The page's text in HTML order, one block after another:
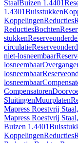
StaalBuizen 1.4401
1.4301Buisstukken
KoppelingenReducties
ReductiesBochten
stukken
circulatie
niet-losneembaar
losneembaar
losneembaar
losneembaar
Compensatoren
SluitingenMuurplaten
Mapress Roestvrij
Mapress Roestvrij
Buizen 1.4401
KoppelingenReducties